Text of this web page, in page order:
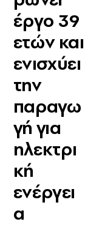
έργο 39
ετών και
ενισχύει
την
παραγω
γή για
ηλεκτρι
κή
ενέργει
α